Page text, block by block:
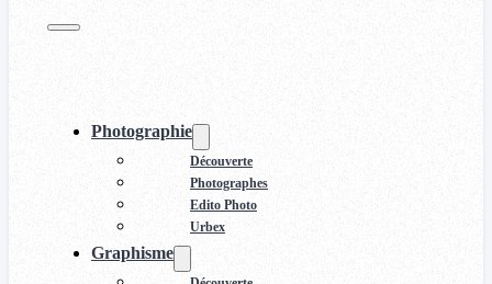
Photographie
Découverte
Photographes
Edito Photo
Urbex
Graphisme